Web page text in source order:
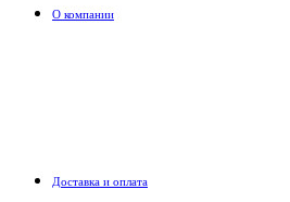
О компании
Доставка и оплата